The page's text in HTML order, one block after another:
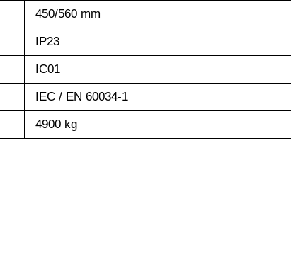
450/560 mm
IP23
IC01
IEC / EN 60034-1
4900 kg